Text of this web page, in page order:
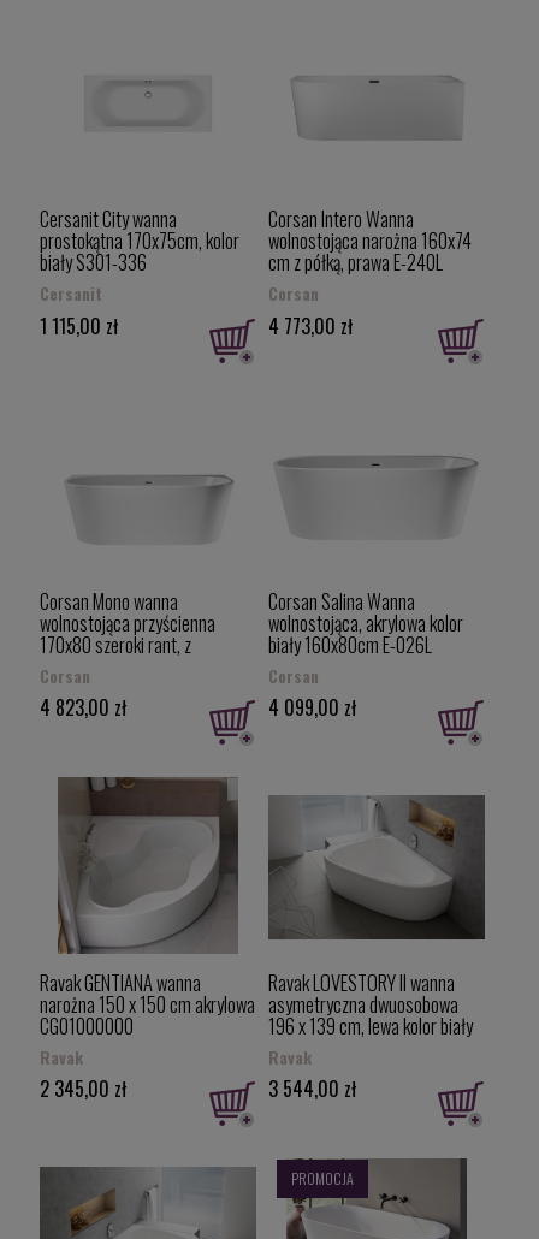
Cersanit City wanna
prostokątna 170x75cm, kolor
biały S301-336
Cersanit
1 115,00 zł
Corsan Intero Wanna
wolnostojąca narożna 160x74
cm z półką, prawa E-240L
Corsan
4 773,00 zł
Corsan Mono wanna
wolnostojąca przyścienna
170x80 szeroki rant, z
chromowanym wykończeniem
E-030XL
Corsan
4 823,00 zł
Corsan Salina Wanna
wolnostojąca, akrylowa kolor
biały 160x80cm E-026L
Corsan
4 099,00 zł
Ravak GENTIANA wanna
narożna 150 x 150 cm akrylowa
CG01000000
Ravak
2 345,00 zł
Ravak LOVESTORY II wanna
asymetryczna dwuosobowa
196 x 139 cm, lewa kolor biały
C751000000
Ravak
3 544,00 zł
PROMOCJA